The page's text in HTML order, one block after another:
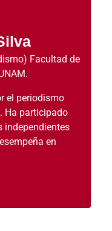
Facultad de
el periodismo
Ha participado
independientes
en